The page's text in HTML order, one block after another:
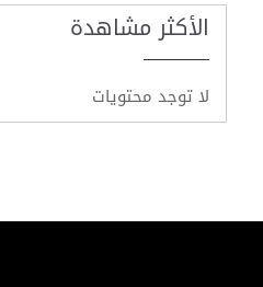
الأكثر مشاهدة
لا توجد محتويات